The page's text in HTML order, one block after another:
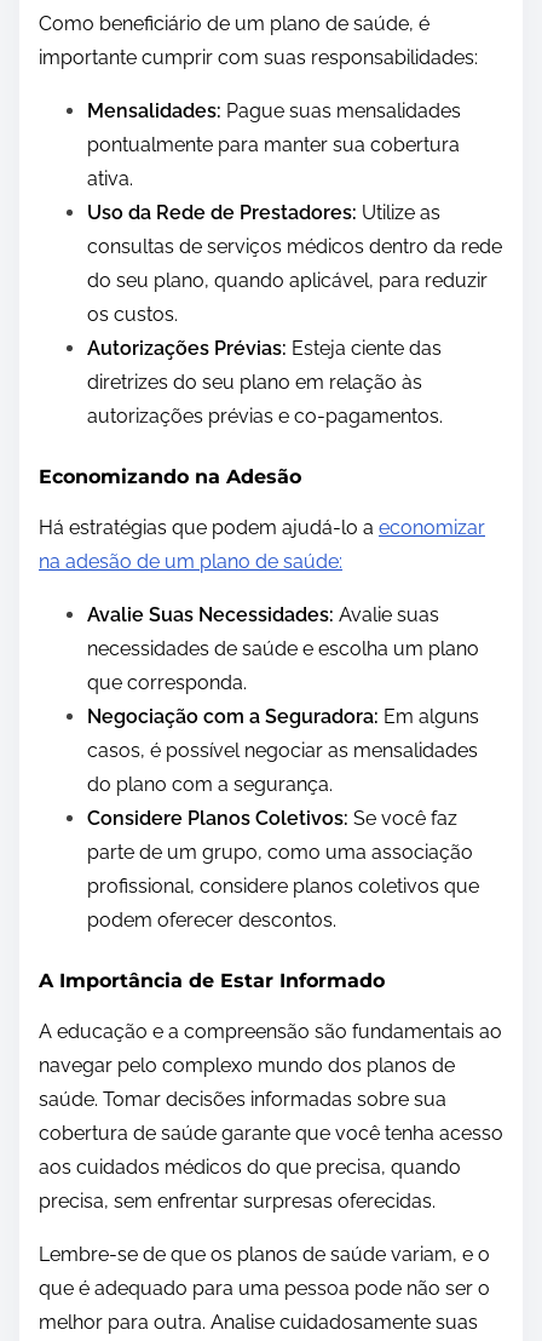
Como beneficiário de um plano de saúde, é
importante cumprir com suas responsabilidades:
Mensalidades: Pague suas mensalidades
pontualmente para manter sua cobertura
ativa.
Uso da Rede de Prestadores: Utilize as
consultas de serviços médicos dentro da rede
do seu plano, quando aplicável, para reduzir
os custos.
Autorizações Prévias: Esteja ciente das
diretrizes do seu plano em relação às
autorizações prévias e co-pagamentos.
Economizando na Adesão
Há estratégias que podem ajudá-lo a economizar
na adesão de um plano de saúde:
Avalie Suas Necessidades: Avalie suas
necessidades de saúde e escolha um plano
que corresponda.
Negociação com a Seguradora: Em alguns
casos, é possível negociar as mensalidades
do plano com a segurança.
Considere Planos Coletivos: Se você faz
parte de um grupo, como uma associação
profissional, considere planos coletivos que
podem oferecer descontos.
A Importância de Estar Informado
A educação e a compreensão são fundamentais ao
navegar pelo complexo mundo dos planos de
saúde. Tomar decisões informadas sobre sua
cobertura de saúde garante que você tenha acesso
aos cuidados médicos do que precisa, quando
precisa, sem enfrentar surpresas oferecidas.
Lembre-se de que os planos de saúde variam, e o
que é adequado para uma pessoa pode não ser o
melhor para outra. Analise cuidadosamente suas